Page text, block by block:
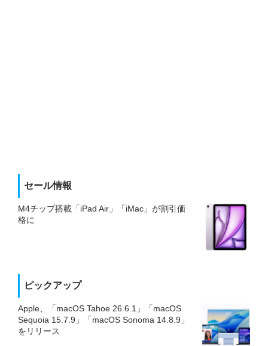
セール情報
M4チップ搭載「iPad Air」「iMac」が割引価
格に
ピックアップ
Apple、「macOS Tahoe 26.6.1」「macOS
Sequoia 15.7.9」「macOS Sonoma 14.8.9」
をリリース